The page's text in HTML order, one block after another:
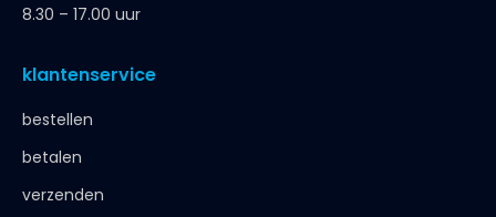
8.30 – 17.00 uur
klantenservice
bestellen
betalen
verzenden